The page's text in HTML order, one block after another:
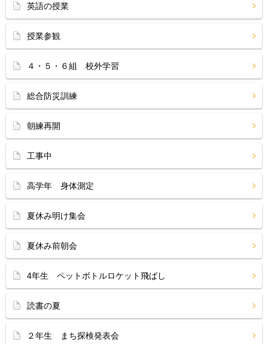
英語の授業
授業参観
４・５・６組 校外学習
総合防災訓練
朝練再開
工事中
高学年 身体測定
夏休み明け集会
夏休み前朝会
4年生 ペットボトルロケット飛ばし
読書の夏
２年生 まち探検発表会